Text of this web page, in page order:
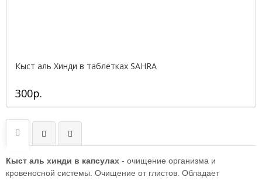
Кыст аль Хинди в таблетках SAHRA
300р.
Кыст аль хинди в капсулах - очищение организма и
кровеносной системы. Очищение от глистов. Обладает